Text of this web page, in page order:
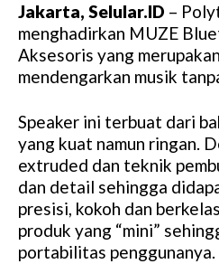
Jakarta, Selular.ID –
menghadirkan MUZE
Aksesoris yang
mendengarkan musik
Speaker ini terbuat dari
yang kuat namun ringan.
extruded dan teknik
dan detail sehingga
presisi, kokoh dan
produk yang “mini”
portabilitas penggunanya.